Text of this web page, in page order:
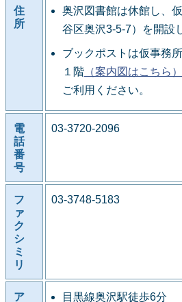
住
所
奥沢図書館は休館し、
谷区奥沢3-5-7）を開設
ブックポストは仮事務
１階（案内図はこちら）
ご利用ください。
電
話
番
号
03-3720-2096
フ
ァ
ク
シ
ミ
リ
03-3748-5183
ア
目黒線奥沢駅徒歩6分